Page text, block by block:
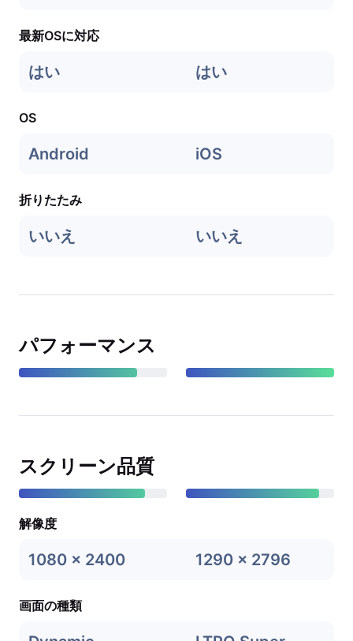
最新OSに対応
はい はい
OS
Android iOS
折りたたみ
いいえ いいえ
パフォーマンス
スクリーン品質
解像度
1080 x 2400 1290 x 2796
画面の種類